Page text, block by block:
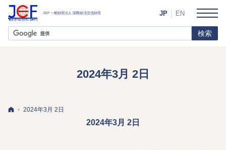
2024年3月 2日
ホーム
2024年3月 2日
2024年3月 2日
JP EN